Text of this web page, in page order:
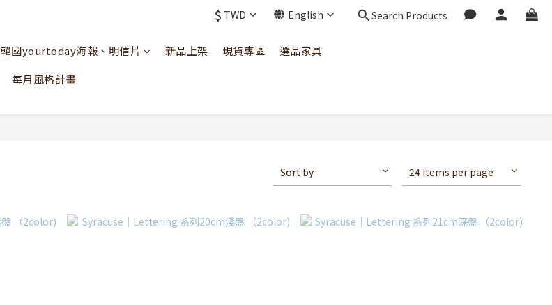
$ TWD English Search Products
韓國yourtoday海報、明信片 新品上架 現貨專區
選品家具
每月風格計畫
Sort by 24 Items per page